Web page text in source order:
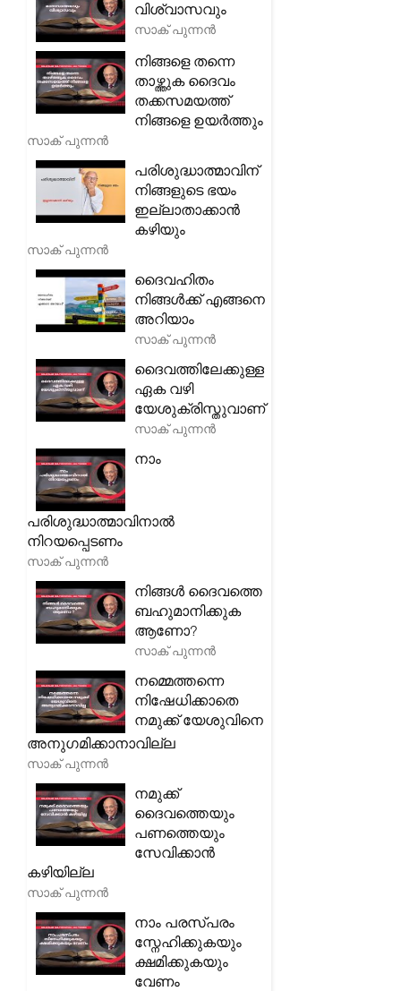
വിശ്വാസവും
സാക് പുന്നൻ
നിങ്ങളെ തന്നെ
താഴ്ത്തുക ദൈവം
തക്കസമയത്ത്
നിങ്ങളെ ഉയർത്തും
സാക് പുന്നൻ
പരിശുദ്ധാത്മാവിന്
നിങ്ങളുടെ ഭയം
ഇല്ലാതാക്കാൻ
കഴിയും
സാക് പുന്നൻ
ദൈവഹിതം
നിങ്ങൾക്ക് എങ്ങനെ
അറിയാം
സാക് പുന്നൻ
ദൈവത്തിലേക്കുള്ള
ഏക വഴി
യേശുക്രിസ്തുവാണ്
സാക് പുന്നൻ
നാം
പരിശുദ്ധാത്മാവിനാൽ
നിറയപ്പെടണം
സാക് പുന്നൻ
നിങ്ങൾ ദൈവത്തെ
ബഹുമാനിക്കുക
ആണോ?
സാക് പുന്നൻ
നമ്മെത്തന്നെ
നിഷേധിക്കാതെ
നമുക്ക് യേശുവിനെ
അനുഗമിക്കാനാവില്ല
സാക് പുന്നൻ
നമുക്ക്
ദൈവത്തെയും
പണത്തെയും
സേവിക്കാൻ
കഴിയില്ല
സാക് പുന്നൻ
നാം പരസ്പരം
സ്നേഹിക്കുകയും
ക്ഷമിക്കുകയും
വേണം